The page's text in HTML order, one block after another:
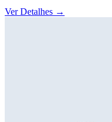
Ver Detalhes →